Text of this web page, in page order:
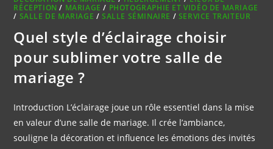
RÉCEPTION / MARIAGE / PHOTOGRAPHIE ET VIDÉO DE MARIAGE
/ SALLE DE MARIAGE /SALLE SÉMINAIRE / SERVICE TRAITEUR
Quel style d’éclairage choisir
pour sublimer votre salle de
mariage ?
Introduction L’éclairage joue un rôle essentiel dans la mise
en valeur d’une salle de mariage. Il crée l’ambiance,
souligne la décoration et influence les émotions des invités